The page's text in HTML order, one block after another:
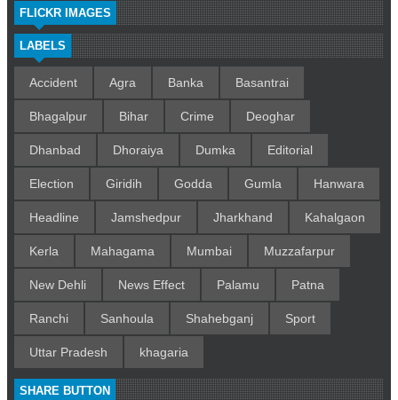
FLICKR IMAGES
LABELS
Accident Agra Banka Basantrai
Bhagalpur Bihar Crime Deoghar
Dhanbad Dhoraiya Dumka Editorial
Election Giridih Godda Gumla Hanwara
Headline Jamshedpur Jharkhand Kahalgaon
Kerla Mahagama Mumbai Muzzafarpur
New Dehli News Effect Palamu Patna
Ranchi Sanhoula Shahebganj Sport
Uttar Pradesh khagaria
SHARE BUTTON